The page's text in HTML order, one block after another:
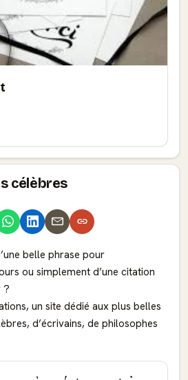
célèbres
belle phrase pour
ou simplement d’une citation
?
un site dédié aux plus belles
d’écrivains, de philosophes